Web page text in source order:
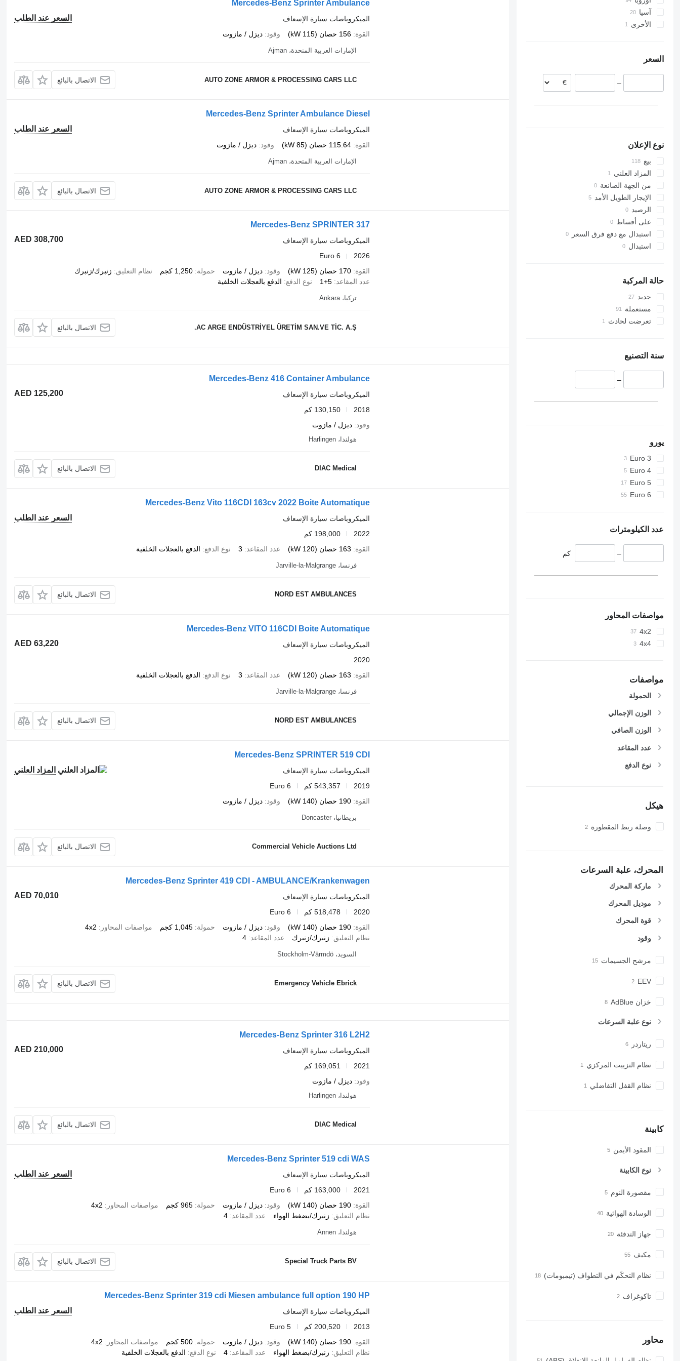
هولندا
بلجيكا
إستونيا
آسيا
تركيا
الأخرى
السعر
–
نوع الإعلان
بيع
المزاد العلني
من الجهة الصانعة
الإيجار الطويل الأمد
الرصيد
على أقساط
استبدال مع دفع فرق السعر
استبدال
حالة المركبة
جديد
مستعملة
تعرضت لحادث
سنة التصنيع
–
يورو
Euro 3
Euro 4
Euro 5
Euro 6
عدد الكيلومترات
– كم
مواصفات المحاور
4x2
4x4
مواصفات
الحمولة
الوزن الإجمالي
الوزن الصافي
عدد المقاعد
نوع الدفع
هيكل
وصلة ربط المقطورة
المحرك، علبة السرعات
ماركة المحرك
موديل المحرك
قوة المحرك
وقود
مرشح الجسيمات
EEV
خزان AdBlue
نوع علبة السرعات
ريتاردر
نظام التزييت المركزي
نظام القفل التفاضلي
كابينة
المقود الأيمن
نوع الكابينة
مقصورة النوم
الوسادة الهوائية
جهاز التدفئة
مكيف
نظام التحكّم في التطواف (تيمبومات)
تاكوغراف
محاور
Mercedes-Benz Sprinter Ambulance
السعر عند الطلب
الميكروباصات سيارة الإسعاف
القوة 156 حصان (115 kW) وقود ديزل / مازوت
الإمارات العربية المتحدة، Ajman
AUTO ZONE ARMOR & PROCESSING CARS LLC الاتصال بالبائع
Mercedes-Benz Sprinter Ambulance Diesel
السعر عند الطلب
الميكروباصات سيارة الإسعاف
القوة 115.64 حصان (85 kW) وقود ديزل / مازوت
الإمارات العربية المتحدة، Ajman
AUTO ZONE ARMOR & PROCESSING CARS LLC الاتصال بالبائع
Mercedes-Benz SPRINTER 317
AED 308,700
الميكروباصات سيارة الإسعاف
2026
Euro 6
القوة 170 حصان (125 kW) وقود ديزل / مازوت حمولة 1,250 كجم نظام التعليق
زنبرك/زنبرك
عدد المقاعد
5+1 نوع الدفع الدفع بالعجلات الخلفية
تركيا، Ankara
AC ARGE ENDÜSTRİYEL ÜRETİM SAN.VE TİC. A.Ş. الاتصال بالبائع
Mercedes-Benz 416 Container Ambulance
AED 125,200
الميكروباصات سيارة الإسعاف
2018
130,150 كم
وقود
ديزل / مازوت
هولندا، Harlingen
DIAC Medical الاتصال بالبائع
Mercedes-Benz Vito 116CDI 163cv 2022 Boite Automatique
السعر عند الطلب
الميكروباصات سيارة الإسعاف
2022
198,000 كم
القوة
163 حصان (120 kW) عدد المقاعد 3 نوع الدفع الدفع بالعجلات الخلفية
فرنسا، Jarville-la-Malgrange
NORD EST AMBULANCES الاتصال بالبائع
Mercedes-Benz VITO 116CDI Boite Automatique
AED 63,220
الميكروباصات سيارة الإسعاف
2020
القوة
163 حصان (120 kW) عدد المقاعد 3 نوع الدفع الدفع بالعجلات الخلفية
فرنسا، Jarville-la-Malgrange
NORD EST AMBULANCES الاتصال بالبائع
Mercedes-Benz SPRINTER 519 CDI
المزاد العلني
الميكروباصات سيارة الإسعاف
2019
543,357 كم
Euro 6
القوة 190 حصان (140 kW) وقود ديزل / مازوت
بريطانيا، Doncaster
Commercial Vehicle Auctions Ltd الاتصال بالبائع
Mercedes-Benz Sprinter 419 CDI - AMBULANCE/Krankenwagen
AED 70,010
الميكروباصات سيارة الإسعاف
2020
518,478 كم
Euro 6
القوة 190 حصان (140 kW) وقود ديزل / مازوت حمولة 1,045 كجم مواصفات المحاور
4x2
نظام التعليق
زنبرك/زنبرك عدد المقاعد 4
السويد، Stockholm-Värmdö
Emergency Vehicle Ebrick الاتصال بالبائع
Mercedes-Benz Sprinter 316 L2H2
AED 210,000
الميكروباصات سيارة الإسعاف
2021
169,051 كم
وقود
ديزل / مازوت
هولندا، Harlingen
DIAC Medical الاتصال بالبائع
Mercedes-Benz Sprinter 519 cdi WAS
السعر عند الطلب
الميكروباصات سيارة الإسعاف
2021
163,000 كم
Euro 6
القوة 190 حصان (140 kW) وقود ديزل / مازوت حمولة 965 كجم مواصفات المحاور
4x2
نظام التعليق
زنبرك/بضغط الهواء عدد المقاعد 4
هولندا، Annen
Special Truck Parts BV الاتصال بالبائع
Mercedes-Benz Sprinter 319 cdi Miesen ambulance full option 190 HP
السعر عند الطلب
الميكروباصات سيارة الإسعاف
2013
200,520 كم
Euro 5
القوة 190 حصان (140 kW) وقود ديزل / مازوت حمولة 500 كجم مواصفات المحاور
4x2
نظام التعليق
زنبرك/بضغط الهواء عدد المقاعد 4 نوع الدفع الدفع بالعجلات الخلفية